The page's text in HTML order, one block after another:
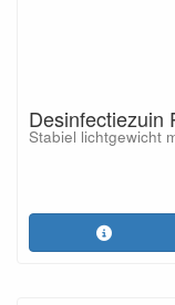
Desinfectiezuin
Stabiel lichtgewicht